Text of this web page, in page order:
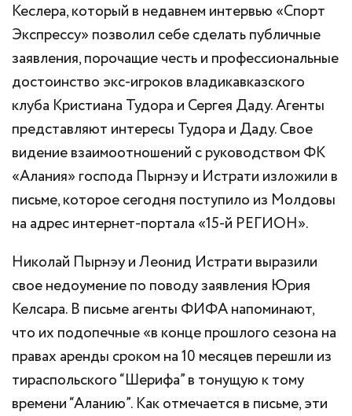
Кеслера, который в недавнем интервью «Спорт
Экспрессу» позволил себе сделать публичные
заявления, порочащие честь и профессиональные
достоинство экс-игроков владикавказского
клуба Кристиана Тудора и Сергея Даду. Агенты
представляют интересы Тудора и Даду. Свое
видение взаимоотношений с руководством ФК
«Алания» господа Пырнэу и Истрати изложили в
письме, которое сегодня поступило из Молдовы
на адрес интернет-портала «15-й РЕГИОН».
Николай Пырнэу и Леонид Истрати выразили
свое недоумение по поводу заявления Юрия
Келсара. В письме агенты ФИФА напоминают,
что их подопечные «в конце прошлого сезона на
правах аренды сроком на 10 месяцев перешли из
тираспольского “Шерифа” в тонущую к тому
времени “Аланию”. Как отмечается в письме, эти